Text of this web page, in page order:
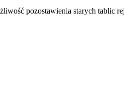
pozostawienia starych tablic